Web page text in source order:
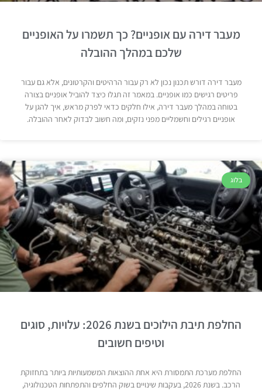
מעבר דירה עם אופניים? כך תשמרו על האופניים
שלכם במהלך ההובלה
מעבר דירה דורש תכנון נכון לא רק עבור הרהיטים והקרטונים, אלא גם עבור
פריטים רגישים כמו אופניים. במאמר זה תגלו כיצד להוביל אופניים בצורה
בטוחה במהלך מעבר דירה, אילו חלקים כדאי לפרק מראש, איך להגן על
אופניים רגילים וחשמליים מפני נזקים, ומה חשוב לבדוק לאחר ההובלה.
בלוג
החלפת תיבת הילוכים בשנת 2026: עלויות, סוגים
וטיפים חשובים
החלפת מערכת התמסורת היא אחת ההוצאות המשמעותיות ביותר בתחזוקת
הרכב. בשנת 2026, בעקבות שינויים בשוק החלפים והתפתחות הטכנולוגיה,